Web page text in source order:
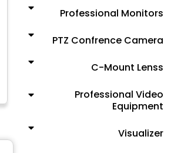
Professional Monitors
PTZ Confrence Camera
C-Mount Lenss
Professional Video
Equipment
Visualizer